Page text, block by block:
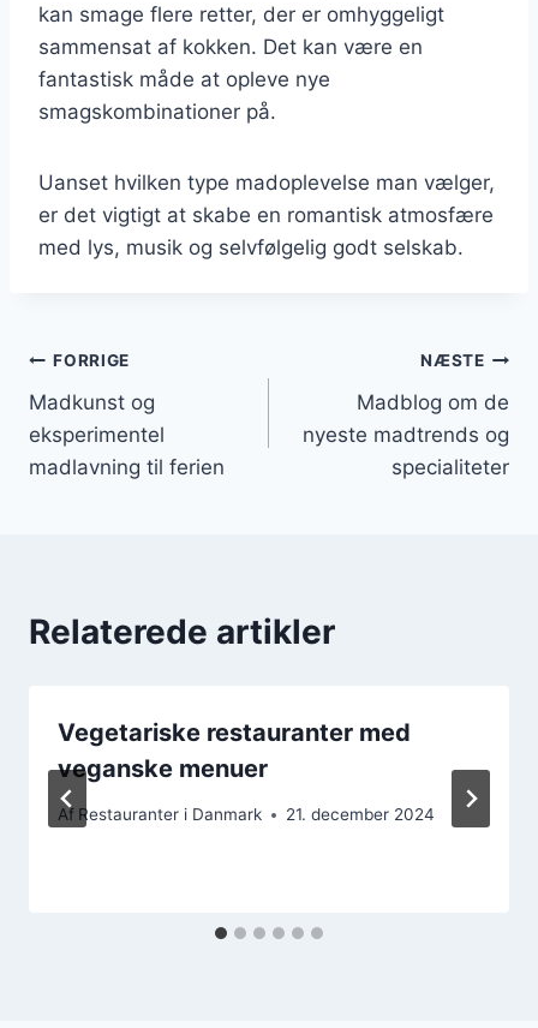
kan smage flere retter, der er omhyggeligt
sammensat af kokken. Det kan være en
fantastisk måde at opleve nye
smagskombinationer på.
Uanset hvilken type madoplevelse man vælger,
er det vigtigt at skabe en romantisk atmosfære
med lys, musik og selvfølgelig godt selskab.
Indlægsnavigation
FORRIGE
Madkunst og
eksperimentel
madlavning til ferien
NÆSTE
Madblog om de
nyeste madtrends og
specialiteter
Relaterede artikler
Vegetariske restauranter med
veganske menuer
Af Restauranter i Danmark 21. december 2024